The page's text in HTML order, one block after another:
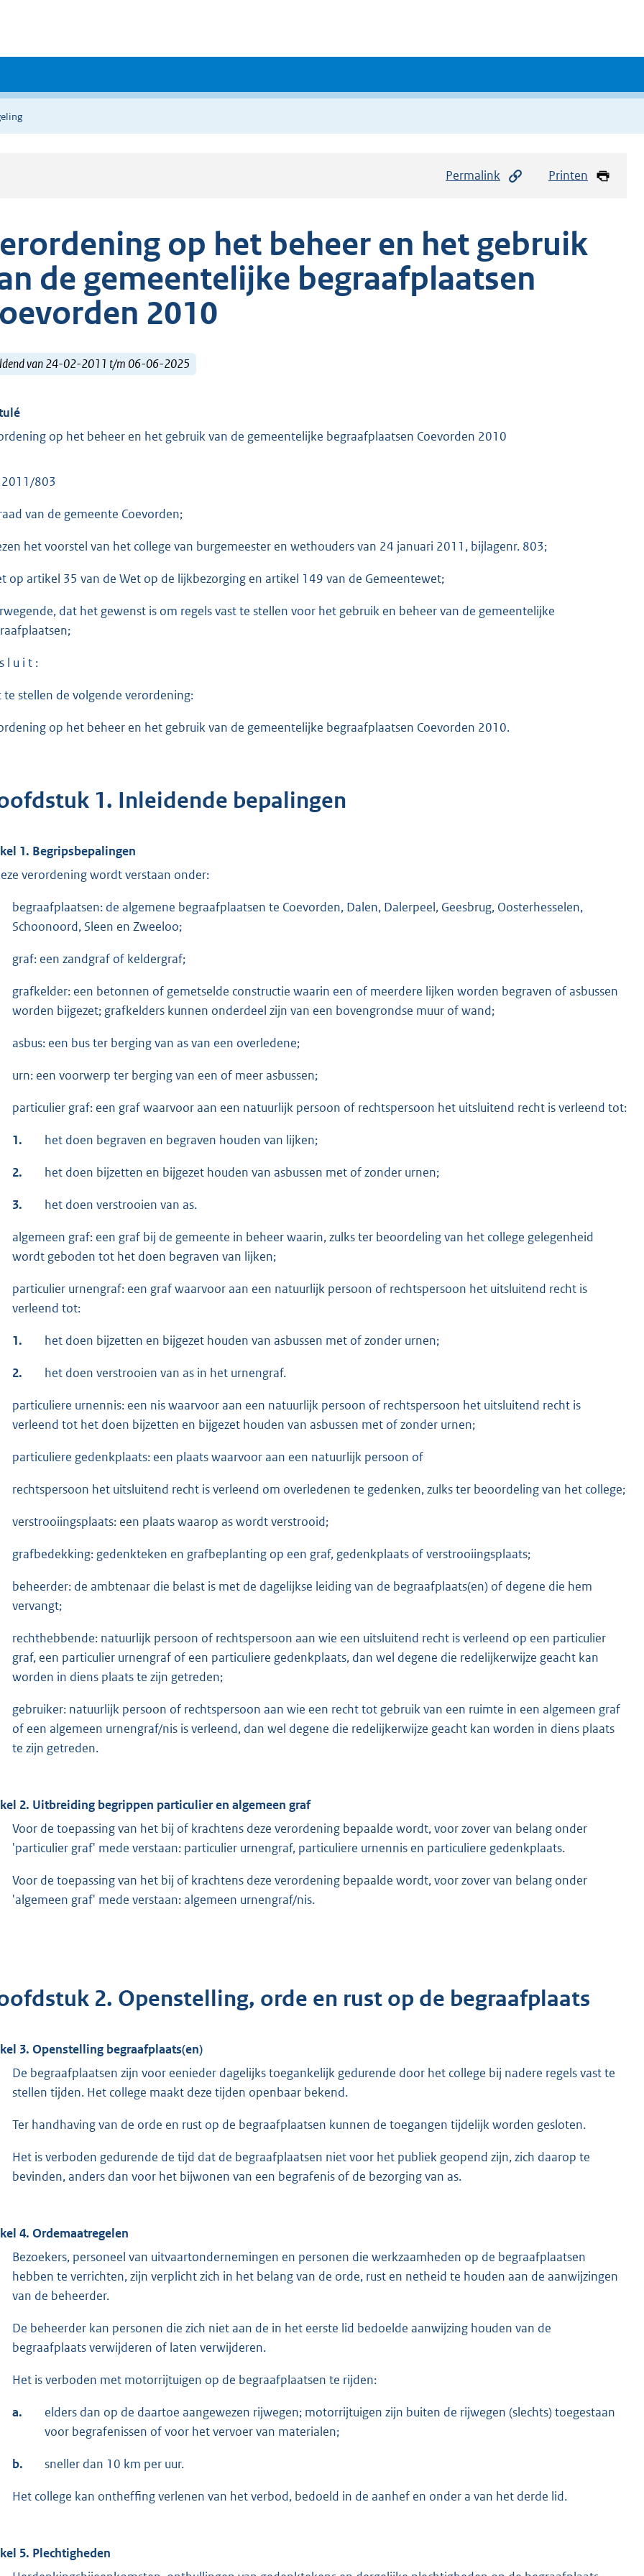
Permalink Printen
op het beheer en het gebruik
de gemeentelijke begraafplaatsen
2010
van 24-02-2011 t/m 06-06-2025
op het beheer en het gebruik van de gemeentelijke begraafplaatsen Coevorden 2010
2011/803
van de gemeente Coevorden;
het voorstel van het college van burgemeester en wethouders van 24 januari 2011, bijlagenr. 803;
op artikel 35 van de Wet op de lijkbezorging en artikel 149 van de Gemeentewet;
dat het gewenst is om regels vast te stellen voor het gebruik en beheer van de gemeentelijke
l u i t :
te stellen de volgende verordening:
op het beheer en het gebruik van de gemeentelijke begraafplaatsen Coevorden 2010.
1. Inleidende bepalingen
1. Begripsbepalingen
verordening wordt verstaan onder:
begraafplaatsen: de algemene begraafplaatsen te Coevorden, Dalen, Dalerpeel, Geesbrug, Oosterhesselen,
Schoonoord, Sleen en Zweeloo;
graf: een zandgraf of keldergraf;
grafkelder: een betonnen of gemetselde constructie waarin een of meerdere lijken worden begraven of asbussen
worden bijgezet; grafkelders kunnen onderdeel zijn van een bovengrondse muur of wand;
asbus: een bus ter berging van as van een overledene;
urn: een voorwerp ter berging van een of meer asbussen;
particulier graf: een graf waarvoor aan een natuurlijk persoon of rechtspersoon het uitsluitend recht is verleend tot:
1. het doen begraven en begraven houden van lijken;
2. het doen bijzetten en bijgezet houden van asbussen met of zonder urnen;
3. het doen verstrooien van as.
algemeen graf: een graf bij de gemeente in beheer waarin, zulks ter beoordeling van het college gelegenheid
wordt geboden tot het doen begraven van lijken;
particulier urnengraf: een graf waarvoor aan een natuurlijk persoon of rechtspersoon het uitsluitend recht is
verleend tot:
1. het doen bijzetten en bijgezet houden van asbussen met of zonder urnen;
2. het doen verstrooien van as in het urnengraf.
particuliere urnennis: een nis waarvoor aan een natuurlijk persoon of rechtspersoon het uitsluitend recht is
verleend tot het doen bijzetten en bijgezet houden van asbussen met of zonder urnen;
particuliere gedenkplaats: een plaats waarvoor aan een natuurlijk persoon of
rechtspersoon het uitsluitend recht is verleend om overledenen te gedenken, zulks ter beoordeling van het college;
verstrooiingsplaats: een plaats waarop as wordt verstrooid;
grafbedekking: gedenkteken en grafbeplanting op een graf, gedenkplaats of verstrooiingsplaats;
beheerder: de ambtenaar die belast is met de dagelijkse leiding van de begraafplaats(en) of degene die hem
vervangt;
rechthebbende: natuurlijk persoon of rechtspersoon aan wie een uitsluitend recht is verleend op een particulier
graf, een particulier urnengraf of een particuliere gedenkplaats, dan wel degene die redelijkerwijze geacht kan
worden in diens plaats te zijn getreden;
gebruiker: natuurlijk persoon of rechtspersoon aan wie een recht tot gebruik van een ruimte in een algemeen graf
of een algemeen urnengraf/nis is verleend, dan wel degene die redelijkerwijze geacht kan worden in diens plaats
te zijn getreden.
2. Uitbreiding begrippen particulier en algemeen graf
Voor de toepassing van het bij of krachtens deze verordening bepaalde wordt, voor zover van belang onder
'particulier graf' mede verstaan: particulier urnengraf, particuliere urnennis en particuliere gedenkplaats.
Voor de toepassing van het bij of krachtens deze verordening bepaalde wordt, voor zover van belang onder
'algemeen graf' mede verstaan: algemeen urnengraf/nis.
2. Openstelling, orde en rust op de begraafplaats
3. Openstelling begraafplaats(en)
De begraafplaatsen zijn voor eenieder dagelijks toegankelijk gedurende door het college bij nadere regels vast te
stellen tijden. Het college maakt deze tijden openbaar bekend.
Ter handhaving van de orde en rust op de begraafplaatsen kunnen de toegangen tijdelijk worden gesloten.
Het is verboden gedurende de tijd dat de begraafplaatsen niet voor het publiek geopend zijn, zich daarop te
bevinden, anders dan voor het bijwonen van een begrafenis of de bezorging van as.
4. Ordemaatregelen
Bezoekers, personeel van uitvaartondernemingen en personen die werkzaamheden op de begraafplaatsen
hebben te verrichten, zijn verplicht zich in het belang van de orde, rust en netheid te houden aan de aanwijzingen
van de beheerder.
De beheerder kan personen die zich niet aan de in het eerste lid bedoelde aanwijzing houden van de
begraafplaats verwijderen of laten verwijderen.
Het is verboden met motorrijtuigen op de begraafplaatsen te rijden:
a.
elders dan op de daartoe aangewezen rijwegen; motorrijtuigen zijn buiten de rijwegen (slechts) toegestaan
voor begrafenissen of voor het vervoer van materialen;
b. sneller dan 10 km per uur.
Het college kan ontheffing verlenen van het verbod, bedoeld in de aanhef en onder a van het derde lid.
5. Plechtigheden